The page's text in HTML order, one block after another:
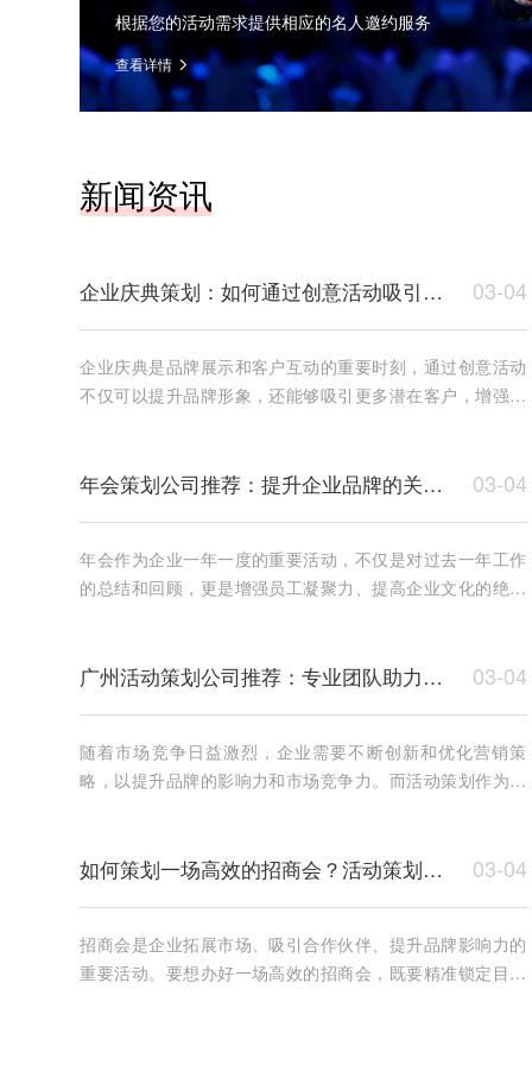
根据您的活动需求提供相应的名人邀约服务
查看详情
新闻资讯
企业庆典策划：如何通过创意活动吸引客户？ 03-04
企业庆典是品牌展示和客户互动的重要时刻，通过创意活动
不仅可以提升品牌形象，还能够吸引更多潜在客户，增强客
年会策划公司推荐：提升企业品牌的关键策略 03-04
年会作为企业一年一度的重要活动，不仅是对过去一年工作
的总结和回顾，更是增强员工凝聚力、提高企业文化的绝佳
广州活动策划公司推荐：专业团队助力品牌推广 03-04
随着市场竞争日益激烈，企业需要不断创新和优化营销策
略，以提升品牌的影响力和市场竞争力。而活动策划作为一
如何策划一场高效的招商会？活动策划公司经验总结 03-04
招商会是企业拓展市场、吸引合作伙伴、提升品牌影响力的
重要活动。要想办好一场高效的招商会，既要精准锁定目标